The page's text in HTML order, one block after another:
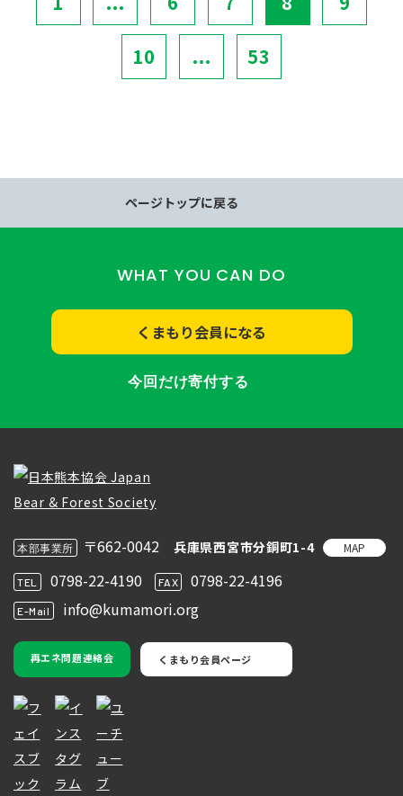
10 ... 53
ページトップに戻る
WHAT YOU CAN DO
くまもり会員になる
今回だけ寄付する
本部事業所 〒662-0042 兵庫県西宮市分銅町1-4 MAP
TEL 0798-22-4190 FAX 0798-22-4196
E-Mail info@kumamori.org
再エネ問題連絡会 くまもり会員ページ